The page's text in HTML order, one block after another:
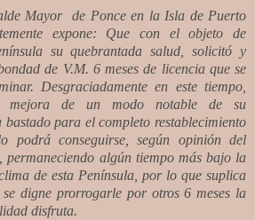
Mayor
de Ponce en la Isla de Puerto
expone: Que con el objeto de
su quebrantada salud, solicitó y
de V.M. 6 meses de licencia que se
Desgraciadamente en este tiempo,
mejora de un modo notable de su
bastado para el completo restablecimiento
podrá conseguirse, según opinión del
permaneciendo algún tiempo más bajo la
de esta Península, por lo que suplica
se digne prorrogarle por otros 6 meses la
disfruta.